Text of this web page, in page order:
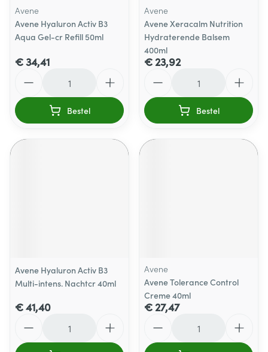
Avene
Avene Hyaluron Activ B3
Aqua Gel-cr Refill 50ml
€ 34,41
Bestel
Avene
Avene Xeracalm Nutrition
Hydraterende Balsem
400ml
€ 23,92
Bestel
Avene Hyaluron Activ B3
Multi-intens. Nachtcr 40ml
€ 41,40
Avene
Avene Tolerance Control
Creme 40ml
€ 27,47